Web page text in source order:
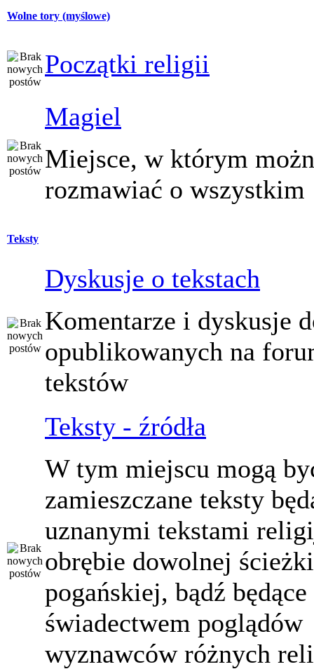
Wolne tory (myślowe)
Początki religii
Magiel
Miejsce, w którym
rozmawiać o wszystkim
Teksty
Dyskusje o tekstach
Komentarze i dyskusje
opublikowanych na
tekstów
Teksty - źródła
W tym miejscu mogą
zamieszczane teksty
uznanymi tekstami
obrębie dowolnej ścieżki
pogańskiej, bądź będące
świadectwem poglądów
wyznawców różnych